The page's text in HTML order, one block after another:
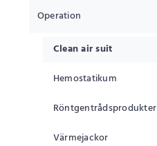
Operation
Clean air suit
Hemostatikum
Röntgentrådsprodukter
Värmejackor